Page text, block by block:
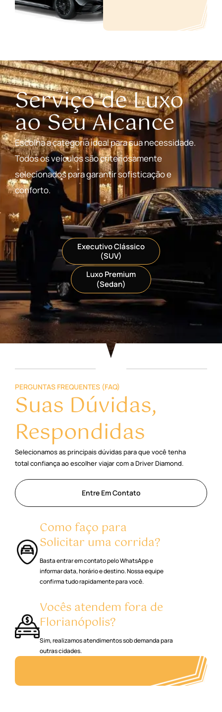
Serviço de Luxo
ao Seu Alcance
Escolha a categoria ideal para sua necessidade.
Todos os veículos são criteriosamente
selecionados para garantir sofisticação e
conforto.
Executivo Clássico
(SUV)
Luxo Premium
(Sedan)
PERGUNTAS FREQUENTES (FAQ)
Suas Dúvidas,
Respondidas
Selecionamos as principais dúvidas para que você tenha
total confiança ao escolher viajar com a Driver Diamond.
Entre Em Contato
Como faço para
Solicitar uma corrida?
Basta entrar em contato pelo WhatsApp e
informar data, horário e destino. Nossa equipe
confirma tudo rapidamente para você.
Vocês atendem fora de
Florianópolis?
Sim, realizamos atendimentos sob demanda para
outras cidades.